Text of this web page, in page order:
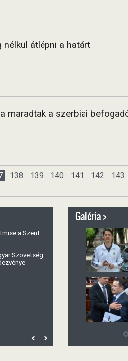
nélkül átlépni a határt
maradtak a szerbiai
138 139 140 141 142 143
a Szent
Szövetség
Galéria >